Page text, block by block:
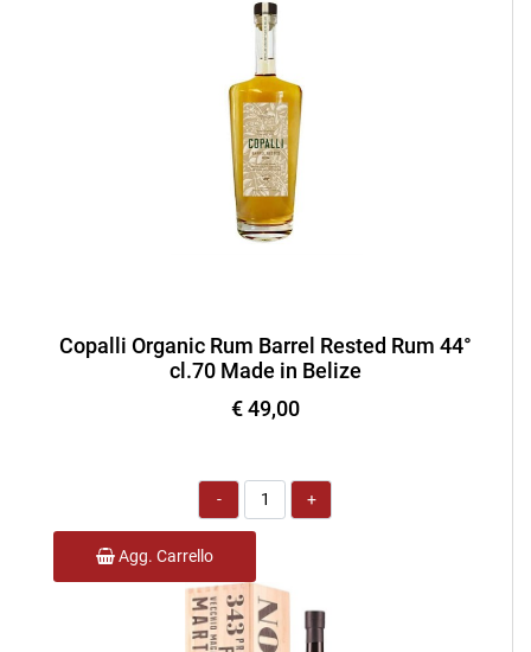
Copalli Organic Rum Barrel Rested Rum 44°
cl.70 Made in Belize
€ 49,00
Quantità
Agg. Carrello